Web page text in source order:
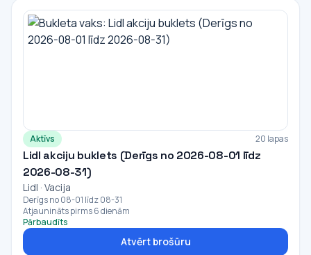
Aktīvs 20 lapas
Lidl akciju buklets (Derīgs no 2026-08-01 līdz
2026-08-31)
Lidl · Vacija
Derīgs no 08-01 līdz 08-31
Atjaunināts pirms 6 dienām
Pārbaudīts
Atvērt brošūru